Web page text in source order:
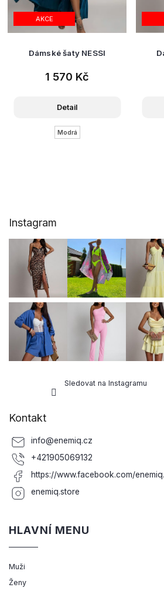
AKCE
Dámské šaty NESSI
1 570 Kč
Detail
Modrá
Instagram
Sledovat na Instagramu
Kontakt
info@enemiq.cz
+421905069132
https://www.facebook.com/
enemiq.store
HLAVNÍ MENU
Muži
Ženy